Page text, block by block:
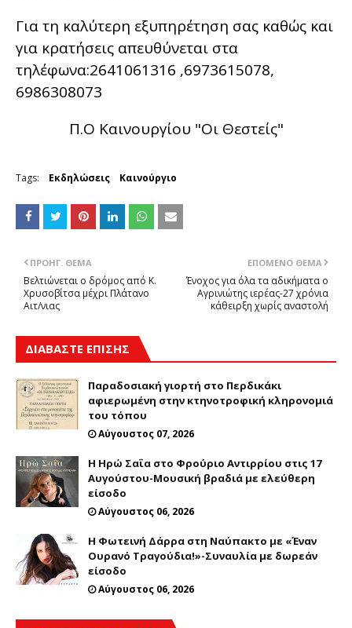
Για τη καλύτερη εξυπηρέτηση σας καθώς και
για κρατήσεις απευθύνεται στα
τηλέφωνα:2641061316 ,6973615078,
6986308073
Π.Ο Καινουργίου "Οι Θεστείς"
Tags: Εκδηλώσεις Καινούργιο
ΕΠΌΜΕΝΟ ΘΈΜΑ
Ένοχος για όλα τα αδικήματα ο
Αγρινιώτης ιερέας-27 χρόνια
κάθειρξη χωρίς αναστολή
ΠΡΟΗΓ. ΘΈΜΑ
Βελτιώνεται ο δρόμος από Κ.
Χρυσοβίτσα μέχρι Πλάτανο
Αιτ/νιας
ΔΙΑΒΑΣΤΕ ΕΠΙΣΗΣ
Παραδοσιακή γιορτή στο Περδικάκι
αφιερωμένη στην κτηνοτροφική κληρονομιά
του τόπου
Αύγουστος 07, 2026
Η Ηρώ Σαΐα στο Φρούριο Αντιρρίου στις 17
Αυγούστου-Μουσική βραδιά με ελεύθερη
είσοδο
Αύγουστος 06, 2026
Η Φωτεινή Δάρρα στη Ναύπακτο με «Έναν
Ουρανό Τραγούδια!»-Συναυλία με δωρεάν
είσοδο
Αύγουστος 06, 2026